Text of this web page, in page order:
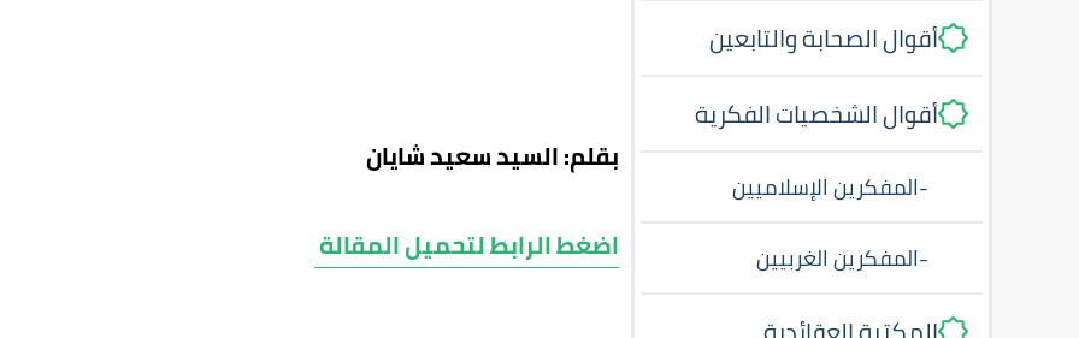
أقوال الصحابة والتابعين
أقوال الشخصيات الفكرية
-المفكرين الإسلاميين
-المفكرين الغربيين
بقلم: السيد سعيد شايان
اضغط الرابط لتحميل المقالة